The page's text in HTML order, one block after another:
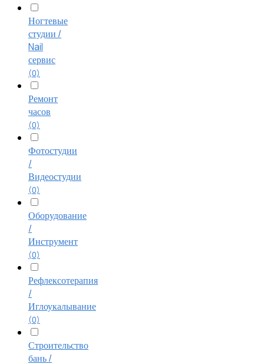
Ногтевые
студии /
Nail
сервис
(0)
Ремонт
часов
(0)
Фотостудии
/
Видеостудии
(0)
Оборудование
/
Инструмент
(0)
Рефлексотерапия
/
Иглоукалывание
(0)
Строительство
бань /